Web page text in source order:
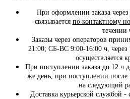
При оформлении заказа
связывается по контактному
течении
Заказы через операторов
21:00; СБ-ВС 9:00-16:00 ч, через
осуществляется
При поступлении заказа до 12 ч
же день, при поступлении после
на следующий
Доставка курьерской службой